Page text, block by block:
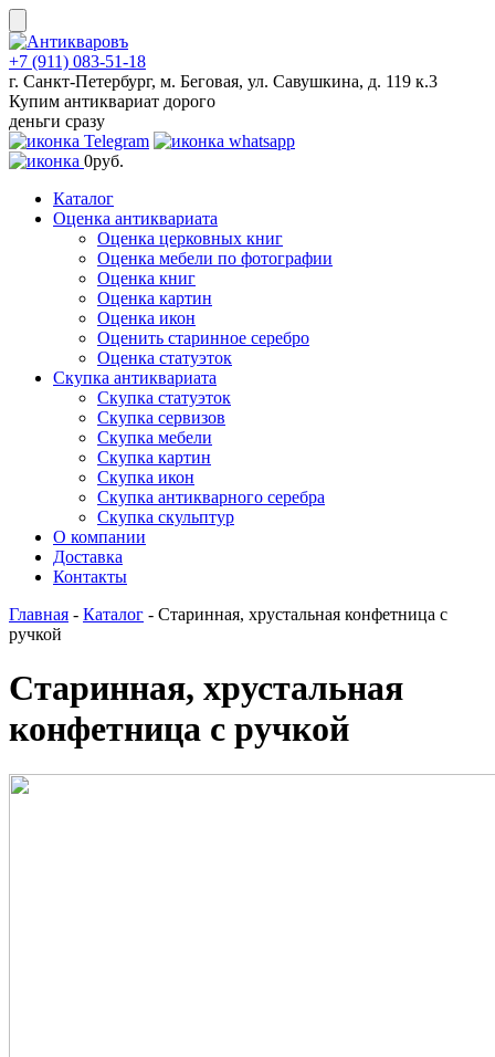
Skip
to
content
+7 (911) 083-51-18
г. Санкт-Петербург, м. Беговая, ул. Савушкина, д. 119 к.3
Купим антиквариат дорого
деньги сразу
0руб.
Каталог
Оценка антиквариата
Оценка церковных книг
Оценка мебели по фотографии
Оценка книг
Оценка картин
Оценка икон
Оценить старинное серебро
Оценка статуэток
Скупка антиквариата
Скупка статуэток
Скупка сервизов
Скупка мебели
Скупка картин
Скупка икон
Скупка антикварного серебра
Скупка скульптур
О компании
Доставка
Контакты
Главная - Каталог - Старинная, хрустальная конфетница с
ручкой
Старинная, хрустальная
конфетница с ручкой